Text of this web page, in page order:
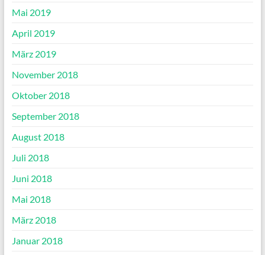
Mai 2019
April 2019
März 2019
November 2018
Oktober 2018
September 2018
August 2018
Juli 2018
Juni 2018
Mai 2018
März 2018
Januar 2018